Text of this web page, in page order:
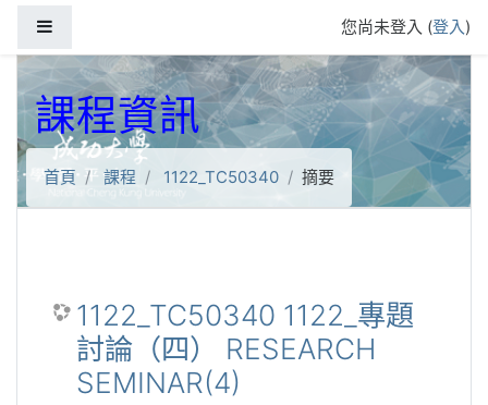
您尚未登入 (登入)
課程資訊
首頁 課程 1122_TC50340 摘要
1122_TC50340 1122_專題
討論（四） RESEARCH
SEMINAR(4)